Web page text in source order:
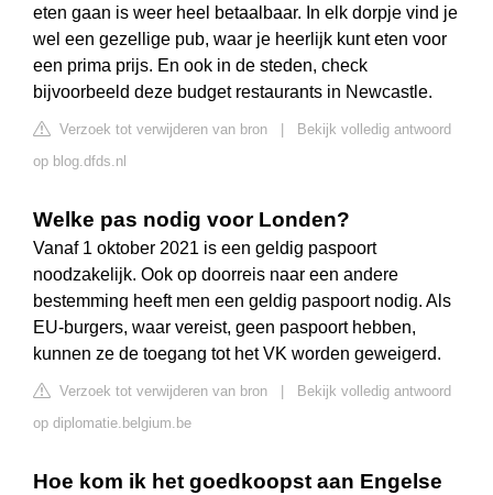
eten gaan is weer heel betaalbaar. In elk dorpje vind je
wel een gezellige pub, waar je heerlijk kunt eten voor
een prima prijs. En ook in de steden, check
bijvoorbeeld deze budget restaurants in Newcastle.
Verzoek tot verwijderen van bron
Bekijk volledig antwoord
op blog.dfds.nl
Welke pas nodig voor Londen?
Vanaf 1 oktober 2021 is een geldig paspoort
noodzakelijk. Ook op doorreis naar een andere
bestemming heeft men een geldig paspoort nodig. Als
EU-burgers, waar vereist, geen paspoort hebben,
kunnen ze de toegang tot het VK worden geweigerd.
Verzoek tot verwijderen van bron
Bekijk volledig antwoord
op diplomatie.belgium.be
Hoe kom ik het goedkoopst aan Engelse